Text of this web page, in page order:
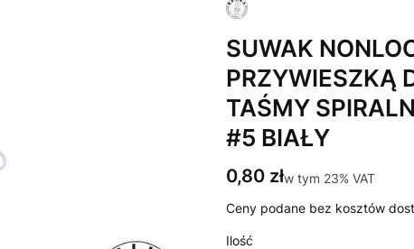
SUWAK
PRZYWIESZKĄ
TAŚMY
#5 BIAŁY
Cena
0,80 złw tym 23% VAT
w tym 23% VAT
Ceny podane bez kosztów
Ilość